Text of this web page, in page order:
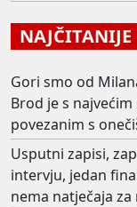
NAJČITANIJE
Gori smo od
Brod je s
povezanim s
Usputni zapisi,
intervju, jedan
nema natječaja